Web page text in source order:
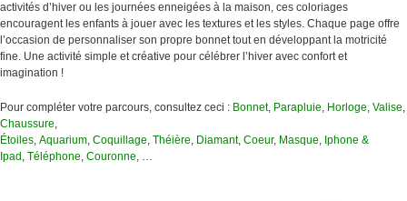
activités d’hiver ou les journées enneigées à la maison, ces coloriages
encouragent les enfants à jouer avec les textures et les styles. Chaque page offre
l’occasion de personnaliser son propre bonnet tout en développant la motricité
fine. Une activité simple et créative pour célébrer l’hiver avec confort et
imagination !
Pour compléter votre parcours, consultez ceci : Bonnet, Parapluie, Horloge, Valise,
Chaussure,
Étoiles, Aquarium, Coquillage, Théière, Diamant, Coeur, Masque, Iphone &
Ipad , Téléphone, Couronne, …